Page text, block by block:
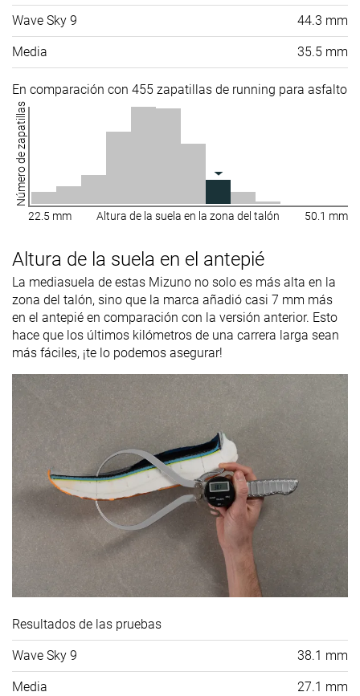
Wave Sky 9 44.3 mm
Media 35.5 mm
En comparación con 455 zapatillas de running para asfalto
Número de zapatillas
22.5 mm Altura de la suela en la zona del talón 50.1 mm
Altura de la suela en el antepié
La mediasuela de estas Mizuno no solo es más alta en la
zona del talón, sino que la marca añadió casi 7 mm más
en el antepié en comparación con la versión anterior. Esto
hace que los últimos kilómetros de una carrera larga sean
más fáciles, ¡te lo podemos asegurar!
Resultados de las pruebas
Wave Sky 9 38.1 mm
Media 27.1 mm